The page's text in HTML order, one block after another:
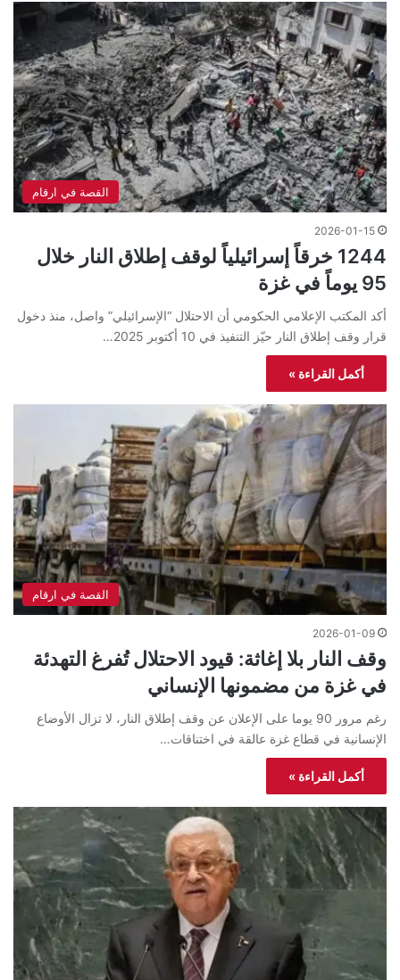
القصة في ارقام
2026-01-15
1244 خرقاً إسرائيلياً لوقف إطلاق النار خلال
95 يوماً في غزة
أكد المكتب الإعلامي الحكومي أن الاحتلال “الإسرائيلي” واصل، منذ دخول
قرار وقف إطلاق النار حيّز التنفيذ في 10 أكتوبر 2025…
أكمل القراءة »
القصة في ارقام
2026-01-09
وقف النار بلا إغاثة: قيود الاحتلال تُفرغ التهدئة
في غزة من مضمونها الإنساني
رغم مرور 90 يوما على الإعلان عن وقف إطلاق النار، لا تزال الأوضاع
الإنسانية في قطاع غزة عالقة في اختناقات…
أكمل القراءة »